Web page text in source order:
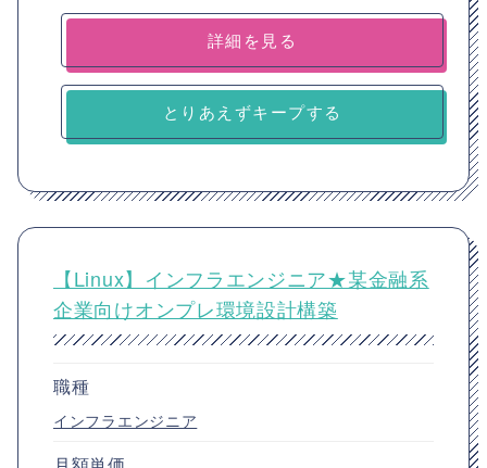
詳細を見る
とりあえずキープする
【Linux】インフラエンジニア★某金融系
企業向けオンプレ環境設計構築
職種
インフラエンジニア